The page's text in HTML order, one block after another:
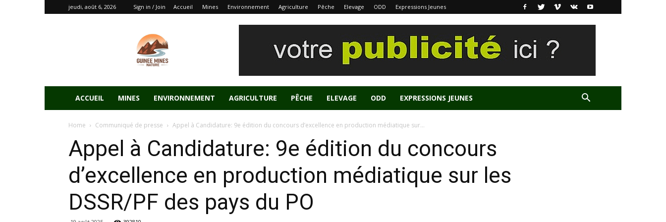
jeudi, août 6, 2026 Sign in / Join Accueil Mines Environnement Agriculture Pêche Elevage ODD Expressions Jeunes
ACCUEIL MINES ENVIRONNEMENT AGRICULTURE PÊCHE ELEVAGE ODD EXPRESSIONS JEUNES
Home Communiqué de presse Appel à Candidature: 9e édition du concours d’excellence en production médiatique sur...
Appel à Candidature: 9e édition du concours
d’excellence en production médiatique sur les
DSSR/PF des pays du PO